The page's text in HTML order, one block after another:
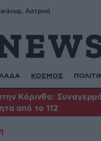
Αστρινή
ΚΟΣΜΟΣ
Κόρινθο:
από το 112